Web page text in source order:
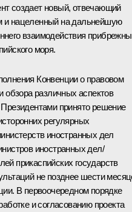
создает новый, отвечающий
и нацеленный на дальнейшую
взаимодействия
моря.
Конвенции о правовом
обзора различных аспектов
принято решение
регулярных
иностранных дел
иностранных дел/
прикаспийских государств
не позднее шести
В первоочередном порядке
и согласованию проекта